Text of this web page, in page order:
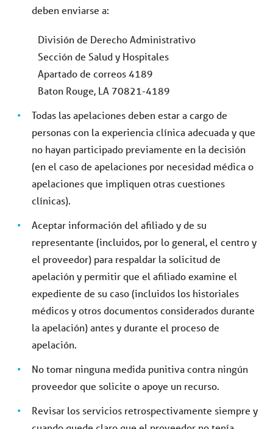
deben enviarse a:
División de Derecho Administrativo
Sección de Salud y Hospitales
Apartado de correos 4189
Baton Rouge, LA 70821-4189
Todas las apelaciones deben estar a cargo de
personas con la experiencia clínica adecuada y que
no hayan participado previamente en la decisión
(en el caso de apelaciones por necesidad médica o
apelaciones que impliquen otras cuestiones
clínicas).
Aceptar información del afiliado y de su
representante (incluidos, por lo general, el centro y
el proveedor) para respaldar la solicitud de
apelación y permitir que el afiliado examine el
expediente de su caso (incluidos los historiales
médicos y otros documentos considerados durante
la apelación) antes y durante el proceso de
apelación.
No tomar ninguna medida punitiva contra ningún
proveedor que solicite o apoye un recurso.
Revisar los servicios retrospectivamente siempre y